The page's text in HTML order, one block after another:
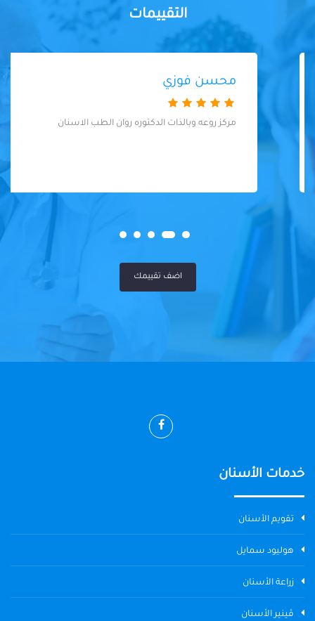
التقييمات
محسن فوزي
مركز روعه وبالذات الدكتوره روان الطب الاسنان
اضف تقييمك
خدمات الأسنان
تقويم الأسنان
هوليود سمايل
زراعة الأسنان
ڤينير الأسنان